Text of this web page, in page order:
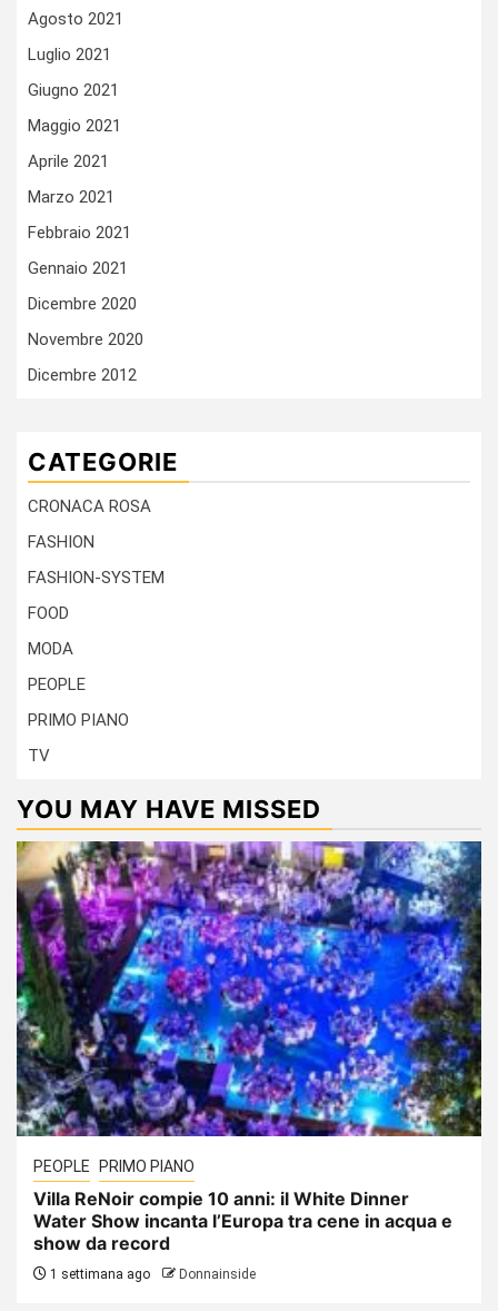
Agosto 2021
Luglio 2021
Giugno 2021
Maggio 2021
Aprile 2021
Marzo 2021
Febbraio 2021
Gennaio 2021
Dicembre 2020
Novembre 2020
Dicembre 2012
CATEGORIE
CRONACA ROSA
FASHION
FASHION-SYSTEM
FOOD
MODA
PEOPLE
PRIMO PIANO
TV
YOU MAY HAVE MISSED
PEOPLE PRIMO PIANO
Villa ReNoir compie 10 anni: il White Dinner
Water Show incanta l’Europa tra cene in acqua e
show da record
1 settimana ago Donnainside